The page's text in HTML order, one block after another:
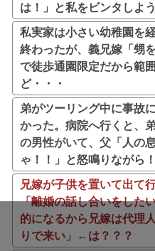
は！」と私をビンタしよ
私実家は小さい幼稚園を
終わったが、義兄嫁「甥
で徒歩通園限定だから範
ど・・・
弟がツーリング中に事故
かった。病院へ行くと、
の男性がいて、父「人の
ゃ！！」と怒鳴りながら
兄嫁が子供を置いて出て
「離婚の話し合いをした
的になるから兄嫁は代理
りで来い」←は？？？